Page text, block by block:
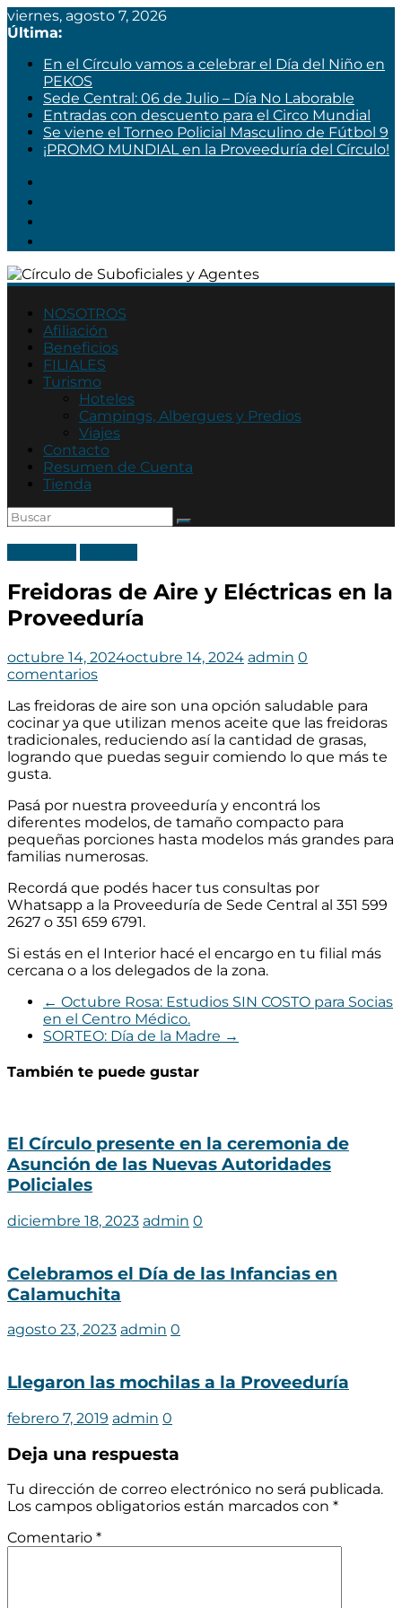
viernes, agosto 7, 2026
Última:
En el Círculo vamos a celebrar el Día del Niño en
PEKOS
Sede Central: 06 de Julio – Día No Laborable
Entradas con descuento para el Circo Mundial
Se viene el Torneo Policial Masculino de Fútbol 9
¡PROMO MUNDIAL en la Proveeduría del Círculo!
Círculo
de
Suboficiales
Agentes
Asociación
Policía
Córdoba
NOSOTROS
Afiliación
Beneficios
FILIALES
Turismo
Hoteles
Campings, Albergues y Predios
Viajes
Contacto
Resumen de Cuenta
Tienda
Freidoras de Aire y Eléctricas en la
Proveeduría
octubre 14, 2024octubre 14, 2024 admin 0
comentarios
Las freidoras de aire son una opción saludable para
cocinar ya que utilizan menos aceite que las freidoras
tradicionales, reduciendo así la cantidad de grasas,
logrando que puedas seguir comiendo lo que más te
gusta.
Pasá por nuestra proveeduría y encontrá los
diferentes modelos, de tamaño compacto para
pequeñas porciones hasta modelos más grandes para
familias numerosas.
Recordá que podés hacer tus consultas por
Whatsapp a la Proveeduría de Sede Central al 351 599
2627 o 351 659 6791.
Si estás en el Interior hacé el encargo en tu filial más
cercana o a los delegados de la zona.
← Octubre Rosa: Estudios SIN COSTO para Socias
en el Centro Médico.
SORTEO: Día de la Madre →
También te puede gustar
El Círculo presente en la ceremonia de
Asunción de las Nuevas Autoridades
Policiales
diciembre 18, 2023 admin 0
Celebramos el Día de las Infancias en
Calamuchita
agosto 23, 2023 admin 0
Llegaron las mochilas a la Proveeduría
febrero 7, 2019 admin 0
Deja una respuesta
Tu dirección de correo electrónico no será publicada.
Los campos obligatorios están marcados con *
Comentario *